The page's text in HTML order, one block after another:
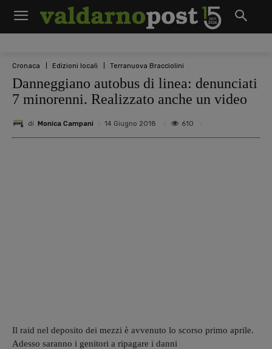
Cronaca Edizioni locali Terranuova Bracciolini
Danneggiano autobus di linea: denunciati
7 minorenni. Realizzato anche un video
di Monica Campani 14 Giugno 2018 610
Il raid nel deposito dei mezzi è avvenuto lo scorso primo aprile.
Adesso saranno i genitori a ripagare i danni